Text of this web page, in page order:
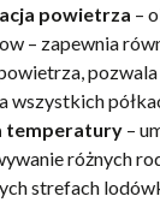
powietrza –
– zapewnia
wszystkich
temperatury –
różnych
strefach